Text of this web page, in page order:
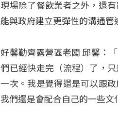
現場除了餐飲業者之外，還
能與政府建立更彈性的溝通管
好馨勤齊露營區老闆 邱馨：
們已經快走完（流程）了，
一次。我是覺得還是可以跟
我們還是會配合自己的一些文